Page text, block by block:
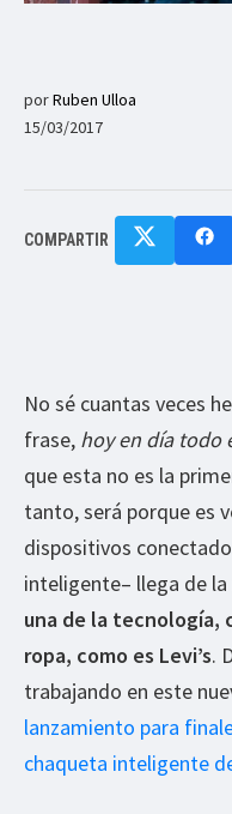
porRuben Ulloa
15/03/2017
COMPARTIR
No sé cuantas veces
frase, hoy en día todo
que esta no es la
tanto, será porque es
dispositivos
inteligente– llega de
una de la tecnología,
ropa, como es Levi’s.
trabajando en este
lanzamiento para
chaqueta inteligente